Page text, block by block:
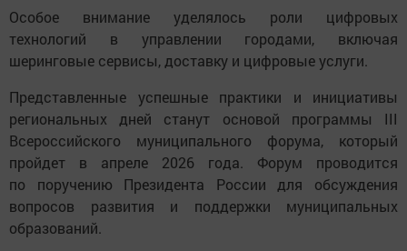
Особое внимание уделялось роли цифровых
технологий в управлении городами, включая
шеринговые сервисы, доставку и цифровые услуги.
Представленные успешные практики и инициативы
региональных дней станут основой программы III
Всероссийского муниципального форума, который
пройдет в апреле 2026 года. Форум проводится
по поручению Президента России для обсуждения
вопросов развития и поддержки муниципальных
образований.